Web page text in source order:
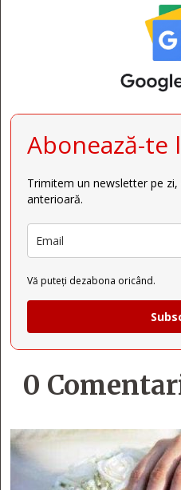
Abonează-te
Trimitem un newsletter pe
anterioară.
Vă puteți dezabona oricând.
0